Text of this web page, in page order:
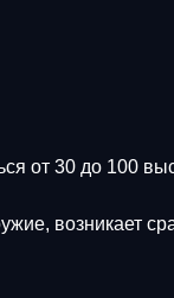
от 30 до 100
возникает